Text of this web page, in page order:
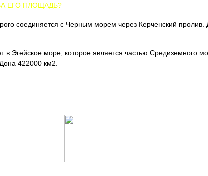
ЕГО ПЛОЩАДЬ?
соединяется с Черным морем через Керченский
Эгейское море, которое является частью Средиземного
422000 км2.